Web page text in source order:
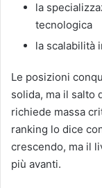
la
tecnologica
la scalabilità
Le posizioni
solida, ma il salto
richiede massa
ranking lo dice
crescendo, ma il
più avanti.